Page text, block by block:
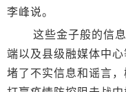
李峰说。
这些金子般的信
端以及县级融媒体中
堵了不实信息和谣言